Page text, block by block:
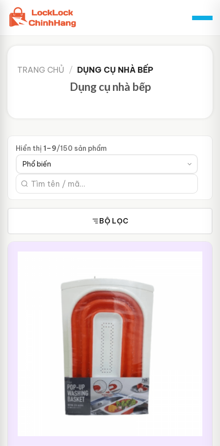
Skip
content
TRANG CHỦ / DỤNG CỤ NHÀ BẾP
Dụng cụ nhà bếp
Hiển thị 1–9/150 sản phẩm
BỘ LỌC